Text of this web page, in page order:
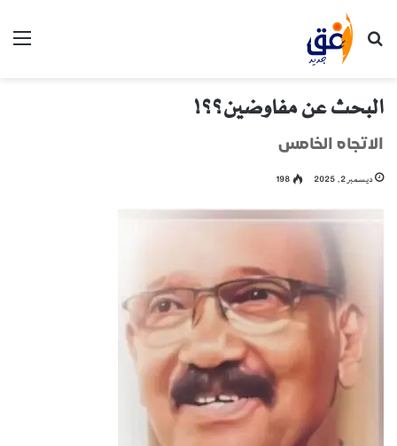
بحث عن
البحث عن مفاوضين؟؟!
الاتجاه الخامس
ديسمبر 2, 2025 198